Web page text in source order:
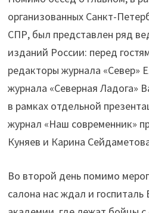
организованных Санкт-
СПР, был представлен ряд
изданий России: перед
редакторы журнала «Север»
журнала «Северная Ладога»
в рамках отдельной
журнал «Наш современник»
Куняев и Карина
Во второй день помимо
салона нас ждал и